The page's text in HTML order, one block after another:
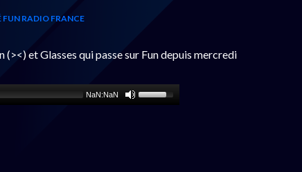
RADIO FRANCE
et Glasses qui passe sur Fun depuis mercredi
NaN:NaN